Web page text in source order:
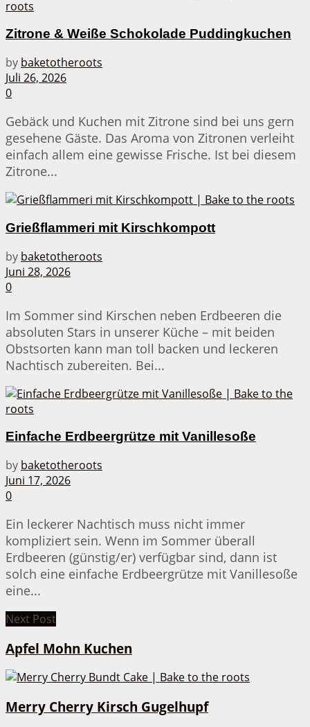
Zitrone & Weiße Schokolade Puddingkuchen
by baketotheroots
Juli 26, 2026
0
Gebäck und Kuchen mit Zitrone sind bei uns gern
gesehene Gäste. Das Aroma von Zitronen verleiht
einfach allem eine gewisse Frische. Ist bei diesem
Zitrone...
Grießflammeri mit Kirschkompott
by baketotheroots
Juni 28, 2026
0
Im Sommer sind Kirschen neben Erdbeeren die
absoluten Stars in unserer Küche – mit beiden
Obstsorten kann man toll backen und leckeren
Nachtisch zubereiten. Bei...
Einfache Erdbeergrütze mit Vanillesoße
by baketotheroots
Juni 17, 2026
0
Ein leckerer Nachtisch muss nicht immer
kompliziert sein. Wenn im Sommer überall
Erdbeeren (günstig/er) verfügbar sind, dann ist
solch eine einfache Erdbeergrütze mit Vanillesoße
eine...
Next Post
Apfel Mohn Kuchen
Merry Cherry Kirsch Gugelhupf